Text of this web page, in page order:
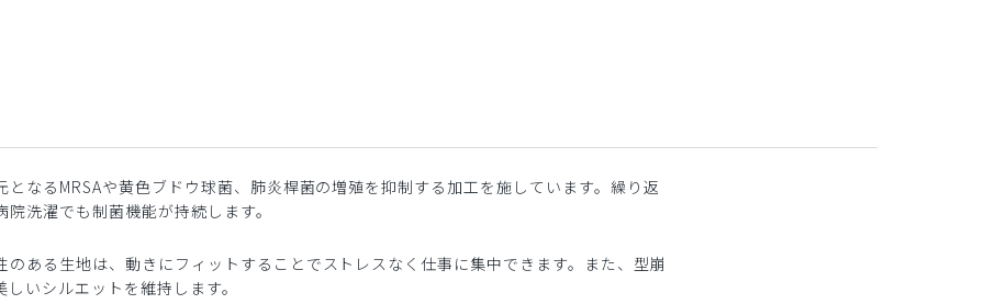
となるMRSAや黄色ブドウ球菌、肺炎桿菌の増殖を抑制する加工を施しています。繰り返
院洗濯でも制菌機能が持続します。
のある生地は、動きにフィットすることでストレスなく仕事に集中できます。また、型崩
しいシルエットを維持します。